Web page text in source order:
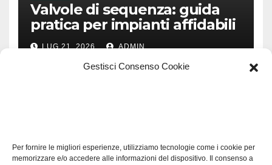
Gestisci Consenso Cookie
Per fornire le migliori esperienze, utilizziamo tecnologie come i cookie per
memorizzare e/o accedere alle informazioni del dispositivo. Il consenso a
Valvole di sequenza: guida
pratica per impianti affidabili
LUG 21, 2026 ADMIN
Software manutenzioni:
guida pratica alla scelta